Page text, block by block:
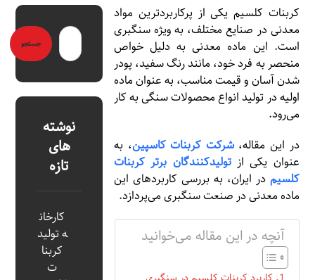
کربنات کلسیم یکی از پرکاربردترین مواد
معدنی در صنایع مختلف، به ویژه سنگبری
است. این ماده معدنی به دلیل خواص
منحصر به فرد خود، مانند رنگ سفید، پودر
شدن آسان و قیمت مناسب، به عنوان ماده
اولیه در تولید انواع محصولات سنگی به کار
می‌رود.
در این مقاله،شرکت کربنات کاسپین، به
عنوان یکی ازتولیدکنندگان برتر کربنات
کلسیم در ایران، به بررسی کاربردهای این
ماده معدنی در صنعت سنگبری می‌پردازد.
آنچه در این مقاله می‌خوانید
نوشته
های
تازه
کارخان
ه تولید
کربنا
ت